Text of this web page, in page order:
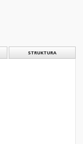
STRUKTURA